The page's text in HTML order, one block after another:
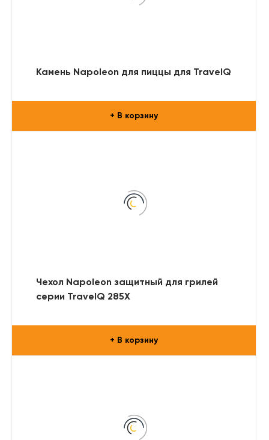
Камень Napoleon для пиццы для TravelQ
+ В корзину
Чехол Napoleon защитный для грилей
серии TravelQ 285X
+ В корзину